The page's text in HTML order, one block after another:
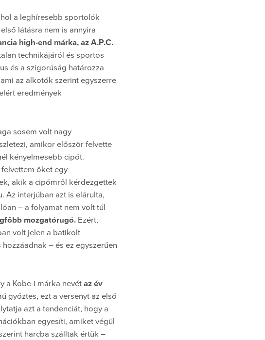
a leghíresebb sportolók
látásra nem is annyira
high-end márka, az A.P.C.
technikájáról és sportos
és a szigorúság határozza
az alkotók szerint egyszerre
eredmények
sosem volt nagy
amikor először felvette
kényelmesebb cipőt.
őket egy
akik a cipőmről kérdezgettek
Az interjúban azt is elárulta,
– a folyamat nem volt túl
mozgatórugó.Ezért,
volt jelen a batikolt
– és ez egyszerűen
a Kobe-i márka nevét az év
győztes, ezt a versenyt az első
azt a tendenciát, hogy a
egyesíti, amiket végül
harcba szálltak értük –